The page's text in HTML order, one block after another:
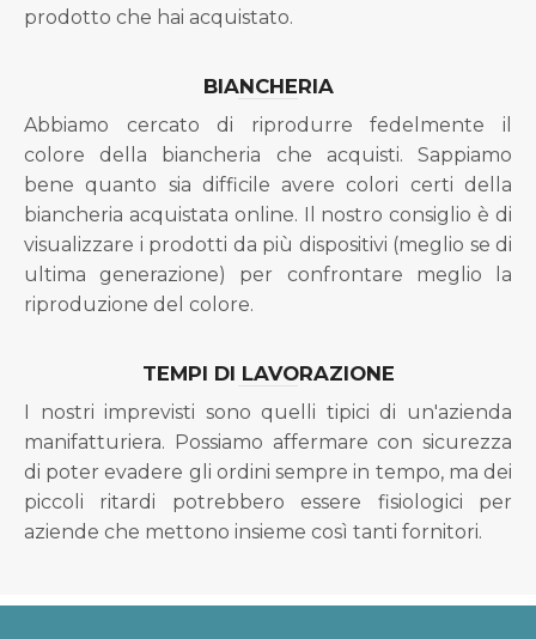
prodotto che hai acquistato.
BIANCHERIA
Abbiamo cercato di riprodurre fedelmente il
colore della biancheria che acquisti. Sappiamo
bene quanto sia difficile avere colori certi della
biancheria acquistata online. Il nostro consiglio è di
visualizzare i prodotti da più dispositivi (meglio se di
ultima generazione) per confrontare meglio la
riproduzione del colore.
TEMPI DI LAVORAZIONE
I nostri imprevisti sono quelli tipici di un'azienda
manifatturiera. Possiamo affermare con sicurezza
di poter evadere gli ordini sempre in tempo, ma dei
piccoli ritardi potrebbero essere fisiologici per
aziende che mettono insieme così tanti fornitori.